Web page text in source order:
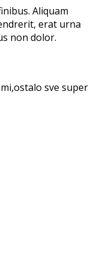
Aliquam
erat urna
non dolor.
sve super